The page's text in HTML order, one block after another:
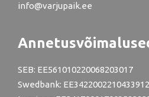
info@varjupaik.ee
SEB: EE561010220068203017
Swedbank: